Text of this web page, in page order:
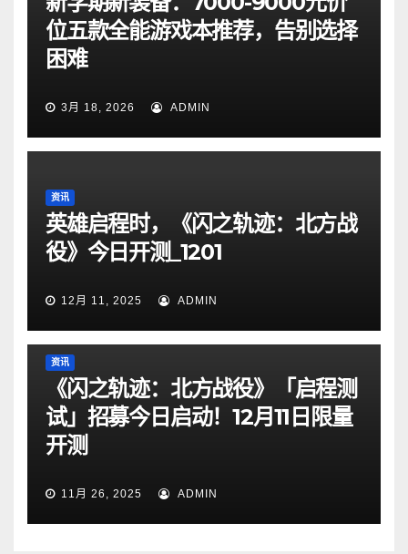
位五款全能游戏本推荐，告别选择
困难
3月 18, 2026 ADMIN
资讯
英雄启程时，《闪之轨迹：北方战
役》今日开测_1201
12月 11, 2025 ADMIN
资讯
《闪之轨迹：北方战役》「启程测
试」招募今日启动！12月11日限量
开测
11月 26, 2025 ADMIN